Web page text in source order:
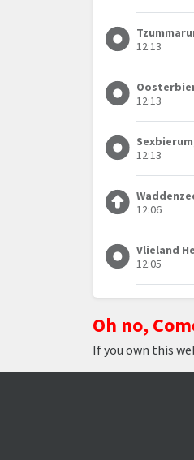
12:13
12:13
12:13
12:06
Vlieland
12:05
Oh no,
If you own this